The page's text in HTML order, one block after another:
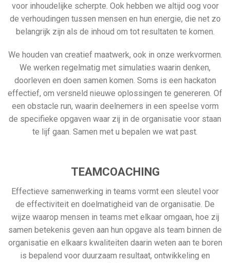
voor inhoudelijke scherpte. Ook hebben we altijd oog voor
de verhoudingen tussen mensen en hun energie, die net zo
belangrijk zijn als de inhoud om tot resultaten te komen.
We houden van creatief maatwerk, ook in onze werkvormen.
We werken regelmatig met simulaties waarin denken,
doorleven en doen samen komen. Soms is een hackaton
effectief, om versneld nieuwe oplossingen te genereren. Of
een obstacle run, waarin deelnemers in een speelse vorm
de specifieke opgaven waar zij in de organisatie voor staan
te lijf gaan. Samen met u bepalen we wat past.
TEAMCOACHING
Effectieve samenwerking in teams vormt een sleutel voor
de effectiviteit en doelmatigheid van de organisatie. De
wijze waarop mensen in teams met elkaar omgaan, hoe zij
samen betekenis geven aan hun opgave als team binnen de
organisatie en elkaars kwaliteiten daarin weten aan te boren
is bepalend voor duurzaam resultaat, ontwikkeling en